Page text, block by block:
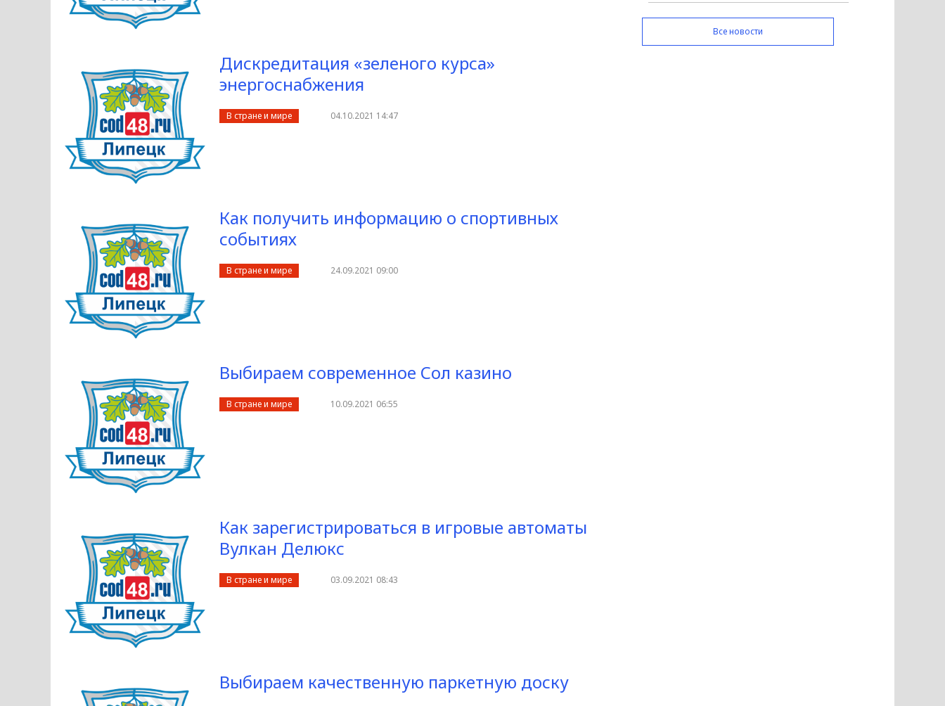
Дискредитация «зеленого курса»
энергоснабжения
В стране и мире 04.10.2021 14:47
Как получить информацию о спортивных
событиях
В стране и мире 24.09.2021 09:00
Выбираем современное Сол казино
В стране и мире 10.09.2021 06:55
Как зарегистрироваться в игровые автоматы
Вулкан Делюкс
В стране и мире 03.09.2021 08:43
Выбираем качественную паркетную доску
Все новости